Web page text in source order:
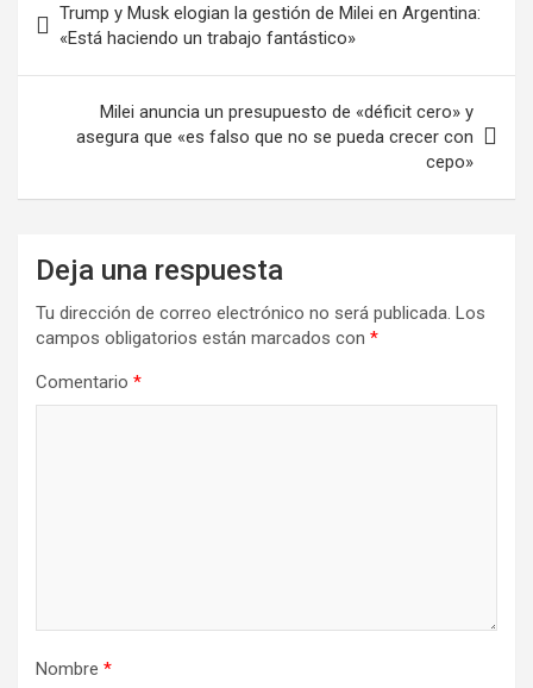
Trump y Musk elogian la gestión de Milei en Argentina:
«Está haciendo un trabajo fantástico»
Milei anuncia un presupuesto de «déficit cero» y
asegura que «es falso que no se pueda crecer con
cepo»
Deja una respuesta
Tu dirección de correo electrónico no será publicada. Los
campos obligatorios están marcados con *
Comentario *
Nombre *